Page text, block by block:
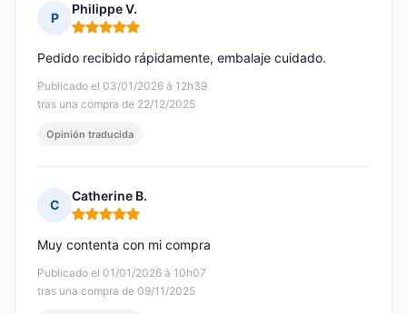
P
Philippe V.
Nota: 5 de 5
Publicado el 03/01/2026 à 12h39
tras una compra de 22/12/2025
Pedido recibido rápidamente, embalaje cuidado.
Opinión traducida
C
Catherine B.
Nota: 5 de 5
Publicado el 01/01/2026 à 10h07
tras una compra de 09/11/2025
Muy contenta con mi compra